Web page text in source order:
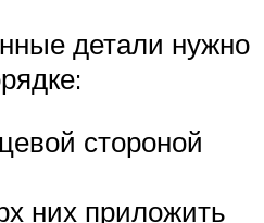
детали нужно
стороной
них приложить